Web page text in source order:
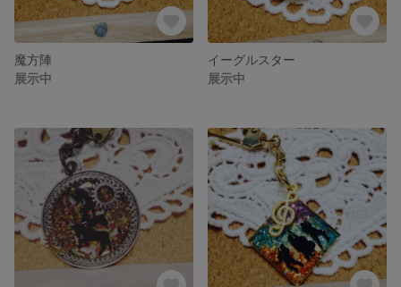
魔方陣
展示中
イーグルスター
展示中